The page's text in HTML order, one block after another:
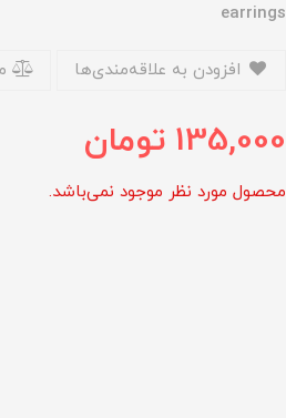
earrings
135,000 تومان
محصول مورد نظر موجود نمی‌باشد.